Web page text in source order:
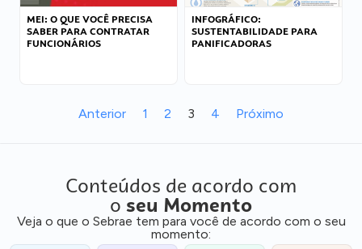
MEI: O QUE VOCÊ PRECISA
SABER PARA CONTRATAR
FUNCIONÁRIOS
INFOGRÁFICO:
SUSTENTABILIDADE PARA
PANIFICADORAS
Anterior 1 2 3 4 Próximo
Conteúdos de acordo com
o seu Momento
Veja o que o Sebrae tem para você de acordo com o seu
momento: